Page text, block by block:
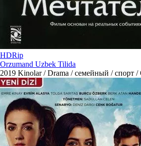
HDRip
Orzumand Uzbek Tilida
2019 Kinolar / Drama / семейный / спорт